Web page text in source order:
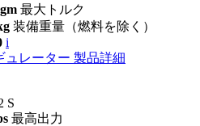
最大トルク
装備重量（燃料を除く）
i
ュレーター 製品詳細
S
最高出力